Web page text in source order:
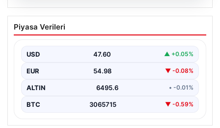
Tunceli’de otluk alandan ormana
sıçrayan yangın söndürüldü
Piyasa Verileri
USD 47.60 ▲ +0.05%
EUR 54.98 ▼ -0.08%
ALTIN 6495.6 • -0.01%
BTC 3065715 ▼ -0.59%